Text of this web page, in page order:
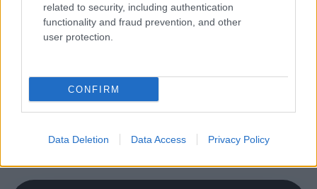
related to security, including authentication
functionality and fraud prevention, and other
user protection.
CONFIRM
Data Deletion Data Access Privacy Policy
A képek alapján ez egy müncheni rendszámú GT
volt. Anthony így nyilatkozott az esetről:
is más autójában ülve történt. Szerencsére csak
az autó és egy kerítés sérült meg, amit nagyon
sajnálok.”